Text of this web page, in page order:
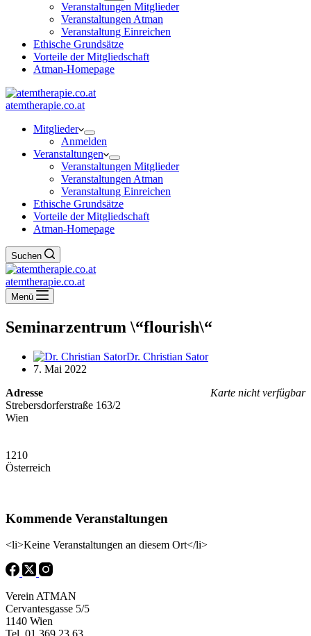
Veranstaltungen Mitglieder
Veranstaltungen Atman
Veranstaltung Einreichen
Ethische Grundsätze
Vorteile der Mitgliedschaft
Atman-Homepage
atemtherapie.co.at
Mitglieder
Anmelden
Veranstaltungen
Veranstaltungen Mitglieder
Veranstaltungen Atman
Veranstaltung Einreichen
Ethische Grundsätze
Vorteile der Mitgliedschaft
Atman-Homepage
Suchen
atemtherapie.co.at
Menü
Seminarzentrum \“flourish\“
Dr. Christian Sator
7. Mai 2022
Karte nicht verfügbar
Adresse
Strebersdorferstraße 163/2
Wien
1210
Österreich
Kommende Veranstaltungen
<li>Keine Veranstaltungen an diesem Ort</li>
Verein ATMAN
Cervantesgasse 5/5
1140 Wien